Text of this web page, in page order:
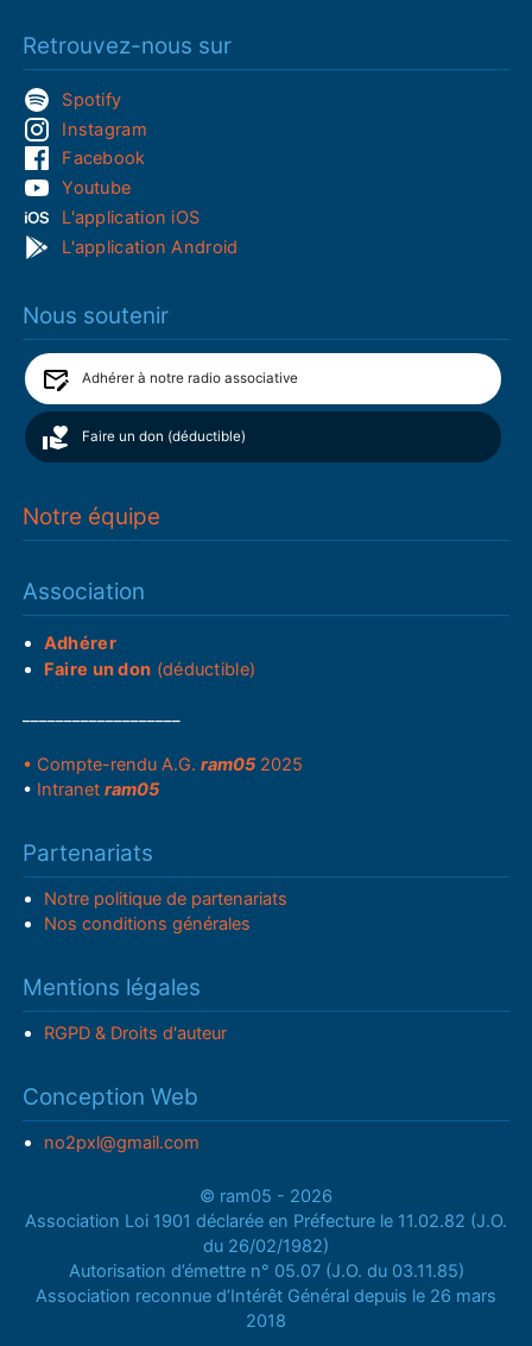
Retrouvez-nous sur
Spotify
Instagram
Facebook
Youtube
L'application iOS
L'application Android
Nous soutenir
Adhérer à notre radio associative
Faire un don (déductible)
Notre équipe
Association
Adhérer
Faire un don (déductible)
• Compte-rendu A.G.ram05 2025
• Intranetram05
Partenariats
Notre politique de partenariats
Nos conditions générales
Mentions légales
RGPD & Droits d'auteur
Conception Web
no2pxl@gmail.com
© ram05 - 2026
Association Loi 1901 déclarée en Préfecture le 11.02.82 (J.O.
du 26/02/1982)
Autorisation d’émettre n° 05.07 (J.O. du 03.11.85)
Association reconnue d’Intérêt Général depuis le 26 mars
2018